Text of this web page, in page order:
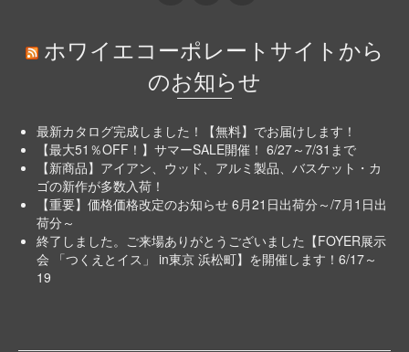
ホワイエコーポレートサイトから
のお知らせ
最新カタログ完成しました！【無料】でお届けします！
【最大51％OFF！】サマーSALE開催！ 6/27～7/31まで
【新商品】アイアン、ウッド、アルミ製品、バスケット・カ
ゴの新作が多数入荷！
【重要】価格価格改定のお知らせ 6月21日出荷分～/7月1日出
荷分～
終了しました。ご来場ありがとうございました【FOYER展示
会 「つくえとイス」 in東京 浜松町】を開催します！6/17～
19